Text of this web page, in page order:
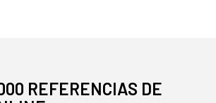
REFERENCIAS DE